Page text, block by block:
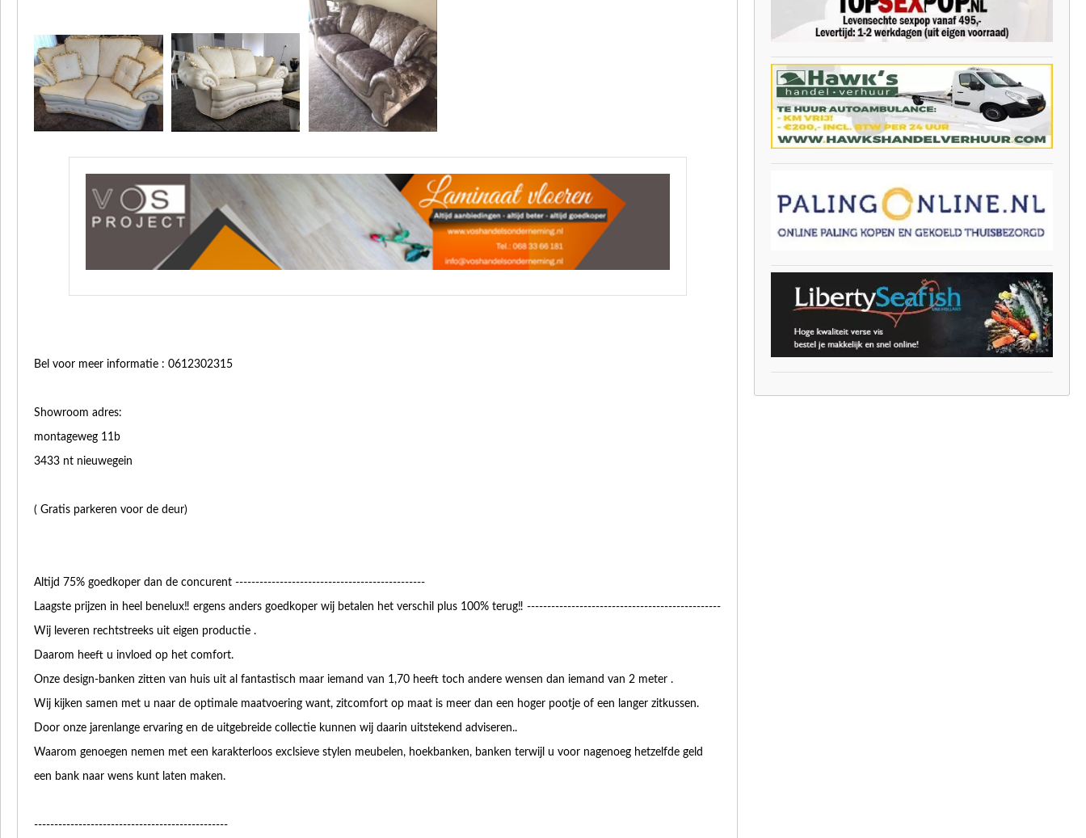
Bel voor meer informatie : 0612302315
Showroom adres:
montageweg 11b
3433 nt nieuwegein
( Gratis parkeren voor de deur)
Altijd 75% goedkoper dan de concurent -----------------------------------------------
Laagste prijzen in heel benelux‼️ ergens anders goedkoper wij betalen het verschil plus 100% terug‼️ ------------------------------------------------
Wij leveren rechtstreeks uit eigen productie .
Daarom heeft u invloed op het comfort.
Onze design-banken zitten van huis uit al fantastisch maar iemand van 1,70 heeft toch andere wensen dan iemand van 2 meter .
Wij kijken samen met u naar de optimale maatvoering want, zitcomfort op maat is meer dan een hoger pootje of een langer zitkussen.
Door onze jarenlange ervaring en de uitgebreide collectie kunnen wij daarin uitstekend adviseren..
Waarom genoegen nemen met een karakterloos exclsieve stylen meubelen, hoekbanken, banken terwijl u voor nagenoeg hetzelfde geld
een bank naar wens kunt laten maken.
------------------------------------------------